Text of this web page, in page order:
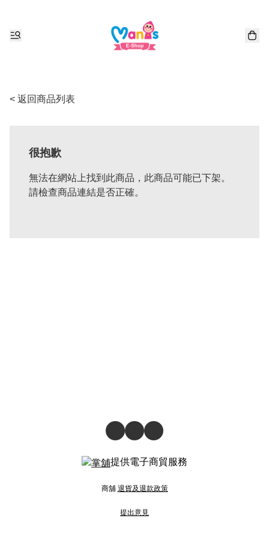
< 返回商品列表
很抱歉
無法在網站上找到此商品，此商品可能已下架。
請檢查商品連結是否正確。
提供電子商貿服務
商舖 退貨及退款政策
提出意見